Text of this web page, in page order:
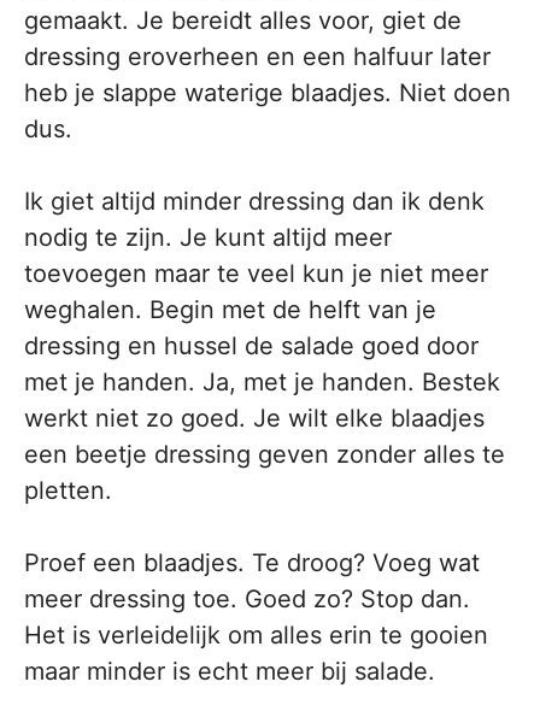
gemaakt. Je bereidt alles voor, giet de
dressing eroverheen en een halfuur later
heb je slappe waterige blaadjes. Niet doen
dus.
Ik giet altijd minder dressing dan ik denk
nodig te zijn. Je kunt altijd meer
toevoegen maar te veel kun je niet meer
weghalen. Begin met de helft van je
dressing en hussel de salade goed door
met je handen. Ja, met je handen. Bestek
werkt niet zo goed. Je wilt elke blaadjes
een beetje dressing geven zonder alles te
pletten.
Proef een blaadjes. Te droog? Voeg wat
meer dressing toe. Goed zo? Stop dan.
Het is verleidelijk om alles erin te gooien
maar minder is echt meer bij salade.